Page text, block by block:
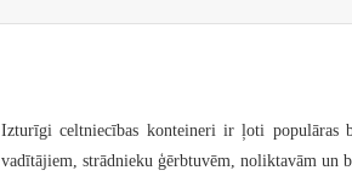
Izturīgi celtniecības konteineri ir ļoti populāras
vadītājiem, strādnieku ģērbtuvēm, noliktavām un